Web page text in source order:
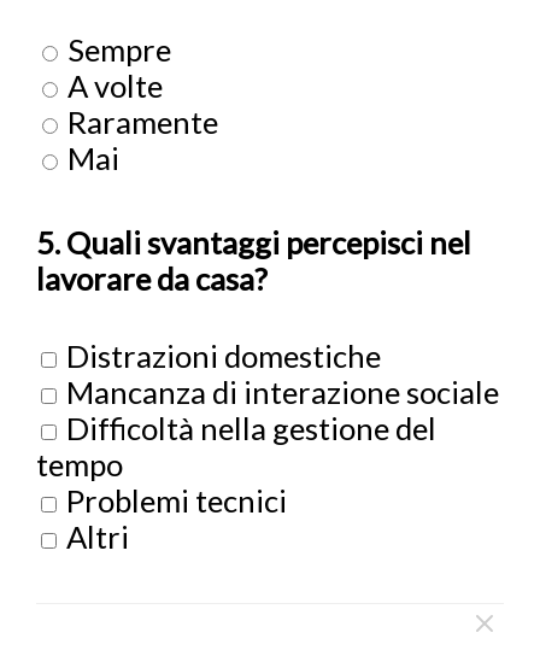
Sempre
A volte
Raramente
Mai
5. Quali svantaggi percepisci nel
lavorare da casa?
Distrazioni domestiche
Mancanza di interazione sociale
Difficoltà nella gestione del
tempo
Problemi tecnici
Altri